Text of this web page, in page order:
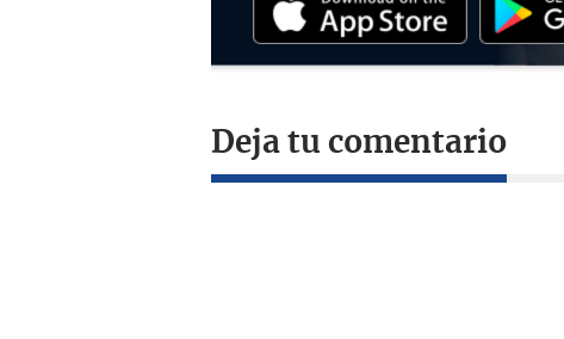
Deja tu comentario